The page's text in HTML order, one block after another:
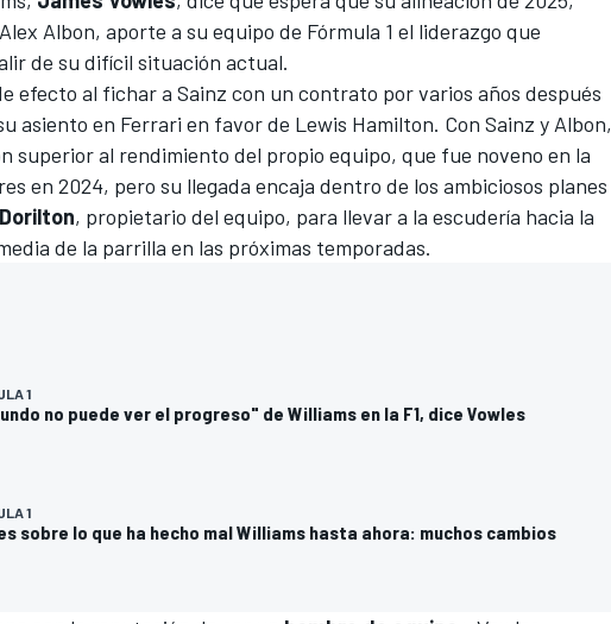
Alex Albon, aporte a su equipo de Fórmula 1 el liderazgo que
de su difícil situación actual.
efecto al fichar a Sainz con un contrato por varios años después
asiento en Ferrari en favor de Lewis Hamilton. Con Sainz y Albon,
superior al rendimiento del propio equipo, que fue noveno en la
en 2024, pero su llegada encaja dentro de los ambiciosos planes
Dorilton, propietario del equipo, para llevar a la escudería hacia la
de la parrilla en las próximas temporadas.
1
no puede ver el progreso" de Williams en la F1, dice Vowles
1
sobre lo que ha hecho mal Williams hasta ahora: muchos cambios